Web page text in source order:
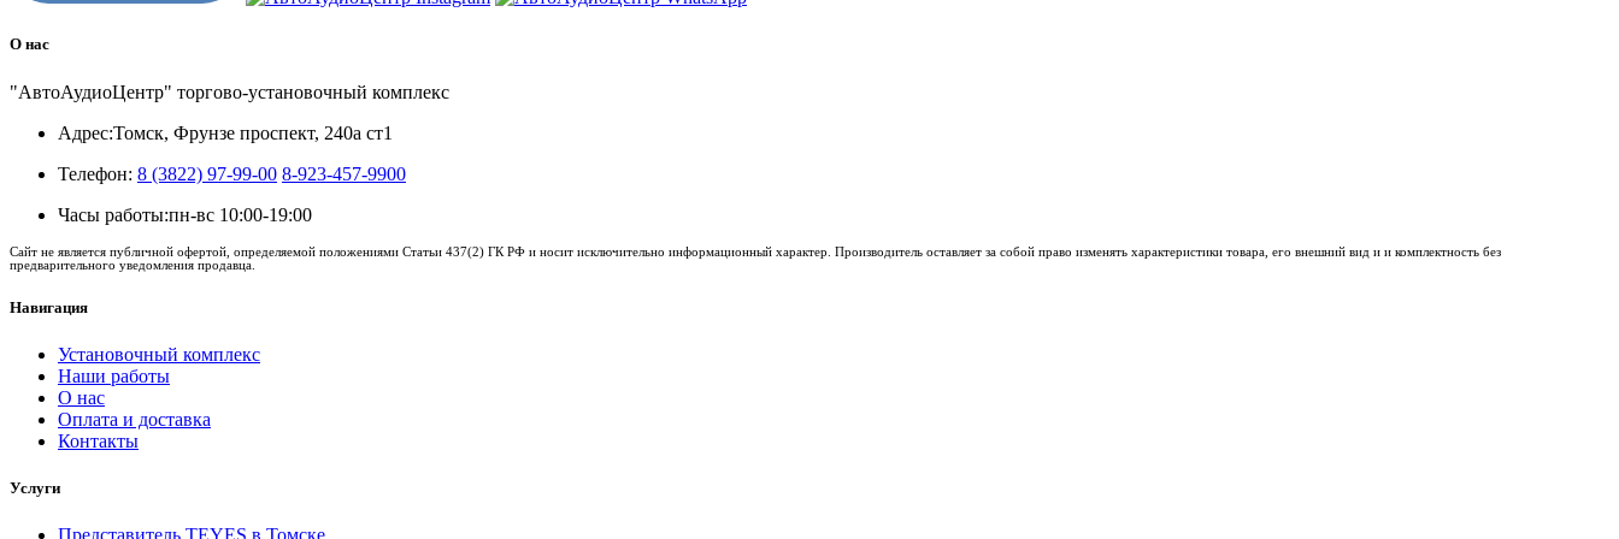
О нас
"АвтоАудиоЦентр" торгово-установочный комплекс
Адрес:Томск, Фрунзе проспект, 240а ст1
Телефон: 8 (3822) 97-99-00 8-923-457-9900
Часы работы:пн-вс 10:00-19:00
Сайт не является публичной офертой, определяемой положениями Статьи 437(2) ГК РФ и носит исключительно информационный характер. Производитель оставляет за собой право изменять характеристики товара, его внешний вид и и комплектность без
предварительного уведомления продавца.
Навигация
Установочный комплекс
Наши работы
О нас
Оплата и доставка
Контакты
Услуги